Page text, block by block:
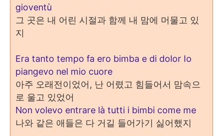
gioventù
그 곳은 내 어린 시절과 함께 내 맘에 머물고 있
지
Era tanto tempo fa ero bimba e di dolor Io
piangevo nel mio cuore
아주 오래전이었어 , 난 어렸고 힘들어서 맘속으
로 울고 있었어
Non volevo entrare là tutti i bimbi come me
나와 같은 애들은 다 거길 들어가기 싫어했지